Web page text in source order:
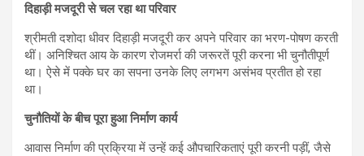
दिहाड़ी मजदूरी से चल रहा था परिवार
श्रीमती दशोदा धीवर दिहाड़ी मजदूरी कर अपने परिवार का भरण-पोषण करती
थीं। अनिश्चित आय के कारण रोजमर्रा की जरूरतें पूरी करना भी चुनौतीपूर्ण
था। ऐसे में पक्के घर का सपना उनके लिए लगभग असंभव प्रतीत हो रहा
था।
चुनौतियों के बीच पूरा हुआ निर्माण कार्य
आवास निर्माण की प्रक्रिया में उन्हें कई औपचारिकताएं पूरी करनी पड़ीं, जैसे